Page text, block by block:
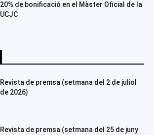
20% de bonificació en el Màster Oficial de la
UCJC
Revista de premsa (setmana del 2 de juliol
de 2026)
Revista de premsa (setmana del 25 de juny